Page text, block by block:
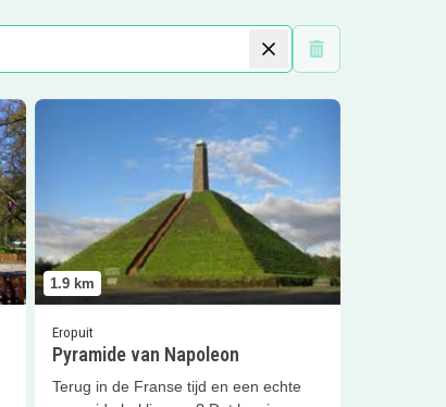
Wis filters
1.9 km
Eropuit
Pyramide van Napoleon
Terug in de Franse tijd en een echte
Lees meer